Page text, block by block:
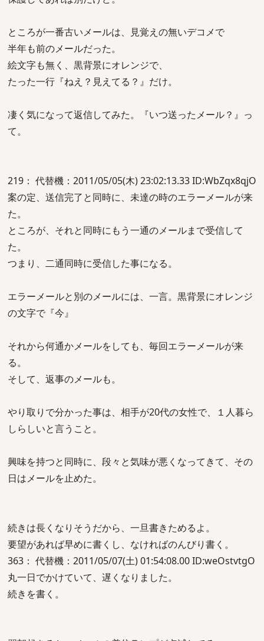
ところが一番古いメールは、見覚えの無いデコメで
半年も前のメールだった。
絵文字も無く、黒背景にオレンジで、
たった一行『ねえ？見えてる？』だけ。
凄く気になって返信してみた。『いつ送ったメール？』っ
て。
219： 代替機：2011/05/05(木) 23:02:13.33 ID:WbZqx8qjO
案の定、送信完了と同時に、未達の時のエラーメールが来
た。
ところが、それと同時にもう一通のメールまで受信して
た。
つまり、二通同時に受信した事になる。
エラーメールと別のメールには、一言。黒背景にオレンジ
の文字で『今』
それから何通かメールをしても、毎回エラーメールが来
る。
そして、返事のメールも。
やり取りで分かった事は、相手が20代の女性で、１人暮ら
しらしいと言うこと。
興味を持つと同時に、段々と気味が悪くなってきて、その
日はメールを止めた。
続きは長くなりそうだから、一旦書きためるよ。
要望があれば早めに書くし、なければのんびり書く。
363： 代替機：2011/05/07(土) 01:54:08.00 ID:weOstvtgO
丸一日でかけていて、遅くなりました。
続きを書く。